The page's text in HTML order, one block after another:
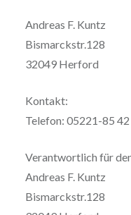
Andreas F. Kuntz
Bismarckstr.128
32049 Herford
Kontakt:
Telefon: 05221-85
Verantwortlich für
Andreas F. Kuntz
Bismarckstr.128